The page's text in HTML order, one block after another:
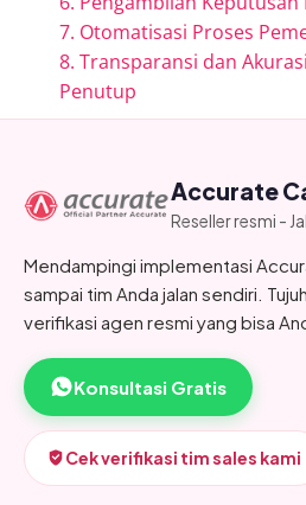
7. Otomatisasi Proses
8. Transparansi dan
Penutup
Accurate
Reseller resmi -
Mendampingi implementasi
sampai tim Anda jalan sendiri.
verifikasi agen resmi yang bisa
Konsultasi Gratis
Cek verifikasi tim sales kami